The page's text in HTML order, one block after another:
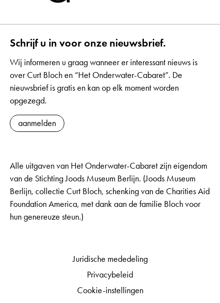
Schrijf u in voor onze nieuwsbrief.
Wij informeren u graag wanneer er interessant nieuws is
over Curt Bloch en “Het Onderwater-Cabaret”. De
nieuwsbrief is gratis en kan op elk moment worden
opgezegd.
aanmelden
Alle uitgaven van Het Onderwater-Cabaret zijn eigendom
van de Stichting Joods Museum Berlijn. (Joods Museum
Berlijn, collectie Curt Bloch, schenking van de Charities Aid
Foundation America, met dank aan de familie Bloch voor
hun genereuze steun.)
Juridische mededeling
Privacybeleid
Cookie-instellingen